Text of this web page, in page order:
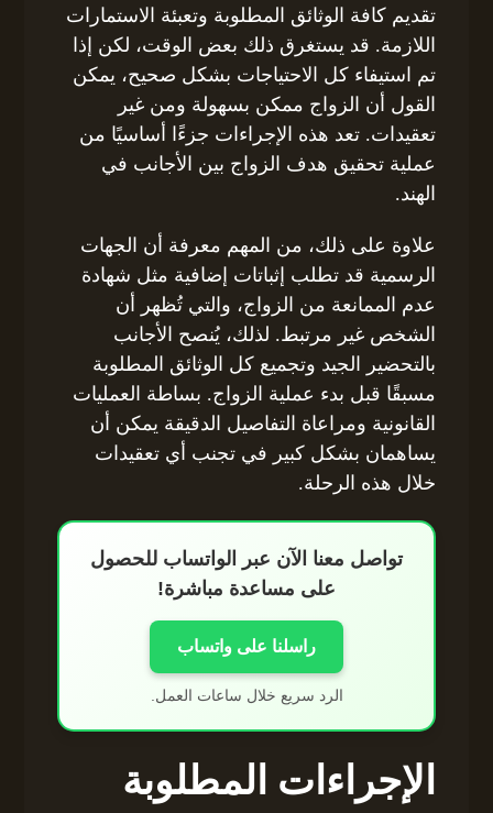
تقديم كافة الوثائق المطلوبة وتعبئة الاستمارات
اللازمة. قد يستغرق ذلك بعض الوقت، لكن إذا
تم استيفاء كل الاحتياجات بشكل صحيح، يمكن
القول أن الزواج ممكن بسهولة ومن غير
تعقيدات. تعد هذه الإجراءات جزءًا أساسيًا من
عملية تحقيق هدف الزواج بين الأجانب في
الهند.
علاوة على ذلك، من المهم معرفة أن الجهات
الرسمية قد تطلب إثباتات إضافية مثل شهادة
عدم الممانعة من الزواج، والتي تُظهر أن
الشخص غير مرتبط. لذلك، يُنصح الأجانب
بالتحضير الجيد وتجميع كل الوثائق المطلوبة
مسبقًا قبل بدء عملية الزواج. بساطة العمليات
القانونية ومراعاة التفاصيل الدقيقة يمكن أن
يساهمان بشكل كبير في تجنب أي تعقيدات
خلال هذه الرحلة.
تواصل معنا الآن عبر الواتساب للحصول
على مساعدة مباشرة!
راسلنا على واتساب
الرد سريع خلال ساعات العمل.
الإجراءات المطلوبة